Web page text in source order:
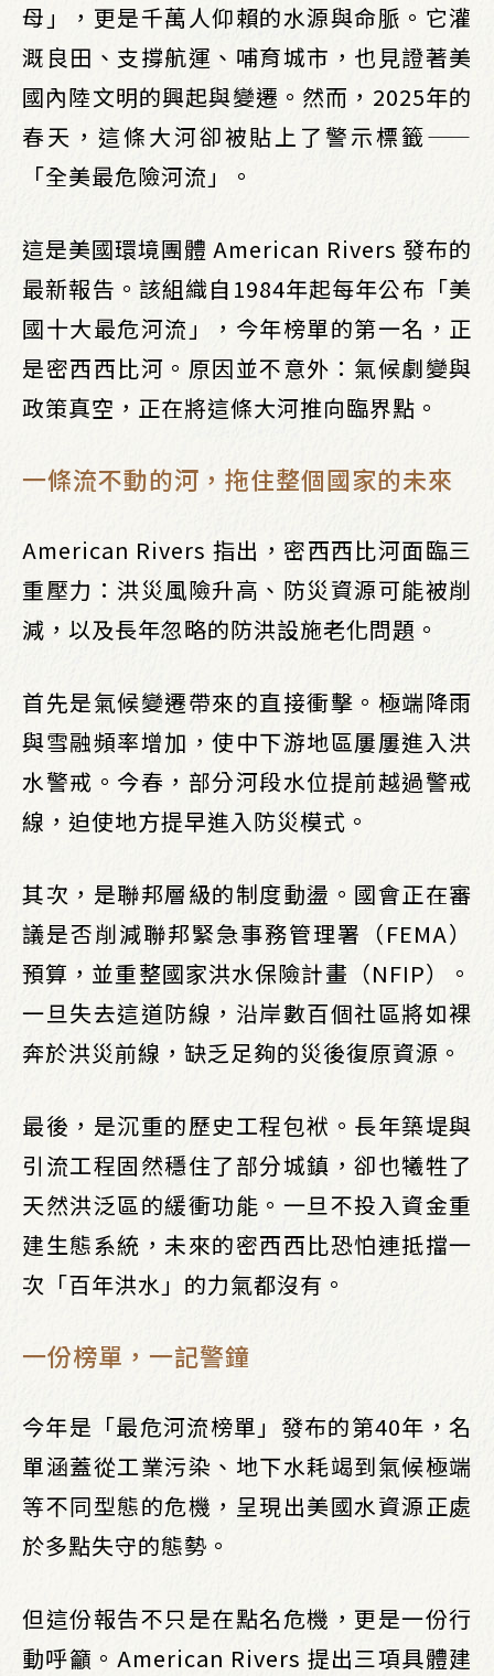
母」，更是千萬人仰賴的水源與命脈。它灌
溉良田、支撐航運、哺育城市，也見證著美
國內陸文明的興起與變遷。然而，2025年的
春天，這條大河卻被貼上了警示標籤——
「全美最危險河流」。
這是美國環境團體 American Rivers 發布的
最新報告。該組織自1984年起每年公布「美
國十大最危河流」，今年榜單的第一名，正
是密西西比河。原因並不意外：氣候劇變與
政策真空，正在將這條大河推向臨界點。
一條流不動的河，拖住整個國家的未來
American Rivers 指出，密西西比河面臨三
重壓力：洪災風險升高、防災資源可能被削
減，以及長年忽略的防洪設施老化問題。
首先是氣候變遷帶來的直接衝擊。極端降雨
與雪融頻率增加，使中下游地區屢屢進入洪
水警戒。今春，部分河段水位提前越過警戒
線，迫使地方提早進入防災模式。
其次，是聯邦層級的制度動盪。國會正在審
議是否削減聯邦緊急事務管理署（FEMA）
預算，並重整國家洪水保險計畫（NFIP）。
一旦失去這道防線，沿岸數百個社區將如裸
奔於洪災前線，缺乏足夠的災後復原資源。
最後，是沉重的歷史工程包袱。長年築堤與
引流工程固然穩住了部分城鎮，卻也犧牲了
天然洪泛區的緩衝功能。一旦不投入資金重
建生態系統，未來的密西西比恐怕連抵擋一
次「百年洪水」的力氣都沒有。
一份榜單，一記警鐘
今年是「最危河流榜單」發布的第40年，名
單涵蓋從工業污染、地下水耗竭到氣候極端
等不同型態的危機，呈現出美國水資源正處
於多點失守的態勢。
但這份報告不只是在點名危機，更是一份行
動呼籲。American Rivers 提出三項具體建